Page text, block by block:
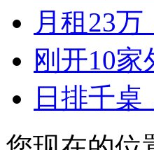
月租23
刚开10
日排千